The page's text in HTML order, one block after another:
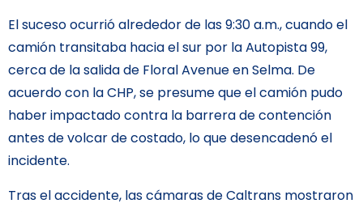
El suceso ocurrió alrededor de las 9:30 a.m., cuando el
camión transitaba hacia el sur por la Autopista 99,
cerca de la salida de Floral Avenue en Selma. De
acuerdo con la CHP, se presume que el camión pudo
haber impactado contra la barrera de contención
antes de volcar de costado, lo que desencadenó el
incidente.
Tras el accidente, las cámaras de Caltrans mostraron